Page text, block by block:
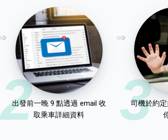
2
出發前一晚 9 點透過 email 收
取乘車詳細資料
3
司機於約